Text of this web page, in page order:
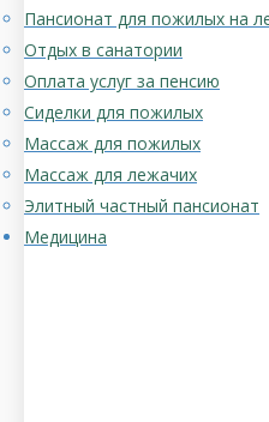
Пансионат для пожилых на
Отдых в санатории
Оплата услуг за пенсию
Сиделки для пожилых
Массаж для пожилых
Массаж для лежачих
Элитный частный пансионат
Медицина